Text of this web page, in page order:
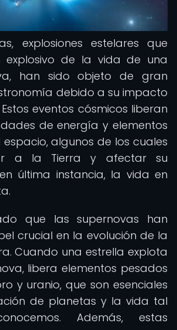
explosiones estelares que
explosivo de la vida de una
han sido objeto de gran
debido a su impacto
eventos cósmicos liberan
de energía y elementos
algunos de los cuales
a la Tierra y afectar su
última instancia, la vida en
que las supernovas han
crucial en la evolución de la
Cuando una estrella explota
libera elementos pesados
y uranio, que son esenciales
de planetas y la vida tal
Además, estas